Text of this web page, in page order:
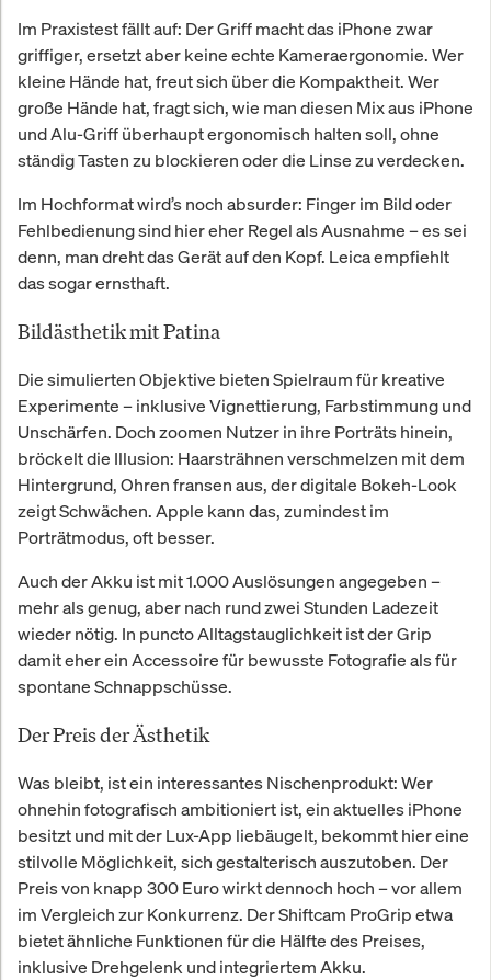
Im Praxistest fällt auf: Der Griff macht das iPhone zwar
griffiger, ersetzt aber keine echte Kameraergonomie. Wer
kleine Hände hat, freut sich über die Kompaktheit. Wer
große Hände hat, fragt sich, wie man diesen Mix aus iPhone
und Alu-Griff überhaupt ergonomisch halten soll, ohne
ständig Tasten zu blockieren oder die Linse zu verdecken.
Im Hochformat wird’s noch absurder: Finger im Bild oder
Fehlbedienung sind hier eher Regel als Ausnahme – es sei
denn, man dreht das Gerät auf den Kopf. Leica empfiehlt
das sogar ernsthaft.
Bildästhetik mit Patina
Die simulierten Objektive bieten Spielraum für kreative
Experimente – inklusive Vignettierung, Farbstimmung und
Unschärfen. Doch zoomen Nutzer in ihre Porträts hinein,
bröckelt die Illusion: Haarsträhnen verschmelzen mit dem
Hintergrund, Ohren fransen aus, der digitale Bokeh-Look
zeigt Schwächen. Apple kann das, zumindest im
Porträtmodus, oft besser.
Auch der Akku ist mit 1.000 Auslösungen angegeben –
mehr als genug, aber nach rund zwei Stunden Ladezeit
wieder nötig. In puncto Alltagstauglichkeit ist der Grip
damit eher ein Accessoire für bewusste Fotografie als für
spontane Schnappschüsse.
Der Preis der Ästhetik
Was bleibt, ist ein interessantes Nischenprodukt: Wer
ohnehin fotografisch ambitioniert ist, ein aktuelles iPhone
besitzt und mit der Lux-App liebäugelt, bekommt hier eine
stilvolle Möglichkeit, sich gestalterisch auszutoben. Der
Preis von knapp 300 Euro wirkt dennoch hoch – vor allem
im Vergleich zur Konkurrenz. Der Shiftcam ProGrip etwa
bietet ähnliche Funktionen für die Hälfte des Preises,
inklusive Drehgelenk und integriertem Akku.